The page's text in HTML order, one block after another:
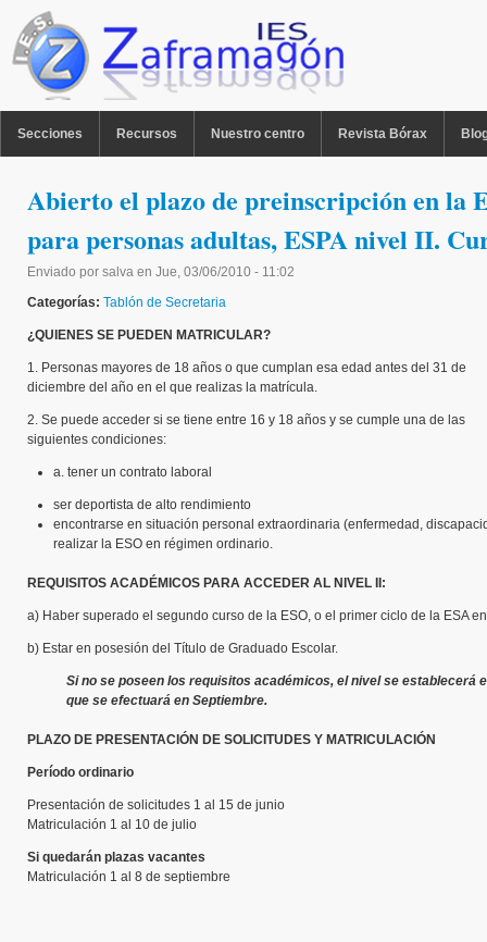
Pasar al contenido principal
Secciones Recursos Nuestro centro Revista Bórax
Abierto el plazo de preinscripción en la
para personas adultas, ESPA nivel II.
Enviado por salva en Jue, 03/06/2010 - 11:02
Categorías: Tablón de Secretaria
¿QUIENES SE PUEDEN MATRICULAR?
1. Personas mayores de 18 años o que cumplan esa edad antes del 31 de
diciembre del año en el que realizas la matrícula.
2. Se puede acceder si se tiene entre 16 y 18 años y se cumple una de las
siguientes condiciones:
a. tener un contrato laboral
ser deportista de alto rendimiento
encontrarse en situación personal extraordinaria (enfermedad,
realizar la ESO en régimen ordinario.
REQUISITOS ACADÉMICOS PARA ACCEDER AL NIVEL II:
a) Haber superado el segundo curso de la ESO, o el primer ciclo de la ESA
b) Estar en posesión del Título de Graduado Escolar.
Si no se poseen los requisitos académicos, el nivel se establecerá
que se efectuará en Septiembre.
PLAZO DE PRESENTACIÓN DE SOLICITUDES Y MATRICULACIÓN
Período ordinario
Presentación de solicitudes 1 al 15 de junio
Matriculación 1 al 10 de julio
Si quedarán plazas vacantes
Matriculación 1 al 8 de septiembre